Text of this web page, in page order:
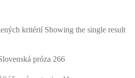
kritérií Showing the single result
próza 266